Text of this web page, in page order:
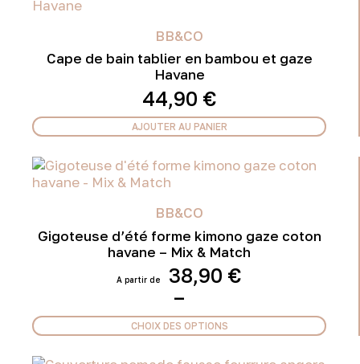
BB&CO
Cape de bain tablier en bambou et gaze
Havane
44,90 €
AJOUTER AU PANIER
BB&CO
Gigoteuse d’été forme kimono gaze coton
havane – Mix & Match
38,90 €
–
de
prix :
CHOIX DES OPTIONS
produit